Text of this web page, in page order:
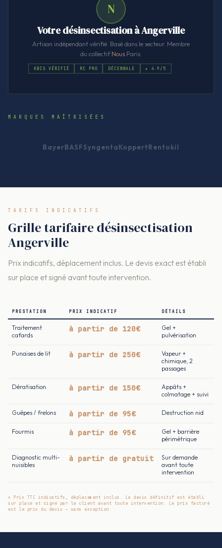
N
Votre désinsectisation à Angerville
Artisan indépendant vérifié. Basé dans le secteur. Membre
du collectifNous.Paris.
KBIS VÉRIFIÉ RC PRO DÉCENNALE ★ 4.9/5
MARQUES MAÎTRISÉES
BayerBASFSyngentaKoppertRentokil
TARIFS INDICATIFS
Grille tarifaire désinsectisation
Angerville
Prix indicatifs, déplacement inclus. Le devis exact est établi
sur place et signé avant toute intervention.
PRESTATION PRIX INDICATIF DÉTAILS
Traitement
cafards
à partir de 120€
Gel +
pulvérisation
Punaises de lit à partir de 250€
Vapeur +
chimique, 2
passages
Dératisation à partir de 150€
Appâts +
colmatage + suivi
Guêpes / frelons à partir de 95€ Destruction nid
Fourmis à partir de 95€
Gel + barrière
périmétrique
Diagnostic multi-
nuisibles
à partir de gratuit
Sur demande
avant toute
intervention
* Prix TTC indicatifs, déplacement inclus. Le devis définitif est établi
sur place et signé par le client avant toute intervention. Le prix facturé
est le prix du devis — sans exception.